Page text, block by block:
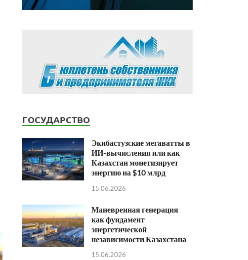
ГОСУДАРСТВО
Экибастузские мегаватты в
ИИ-вычисления или как
Казахстан монетизирует
энергию на $10 млрд
15.06.2026
Маневренная генерация
как фундамент
энергетической
независимости Казахстана
15.06.2026